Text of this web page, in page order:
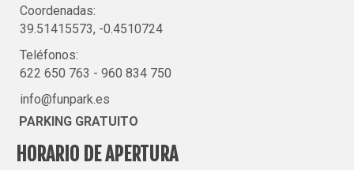
Coordenadas:
39.51415573, -0.4510724
Teléfonos:
622 650 763 - 960 834 750
info@funpark.es
PARKING GRATUITO
HORARIO DE APERTURA